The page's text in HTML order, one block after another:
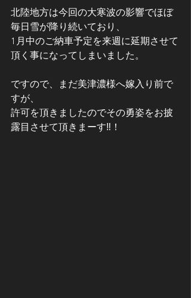
北陸地方は今回の大寒波の影響でほぼ
毎日雪が降り続いており、
1月中のご納車予定を来週に延期させて
頂く事になってしまいました。
ですので、まだ美津濃様へ嫁入り前で
すが、
許可を頂きましたのでその勇姿をお披
露目させて頂きまーす‼！